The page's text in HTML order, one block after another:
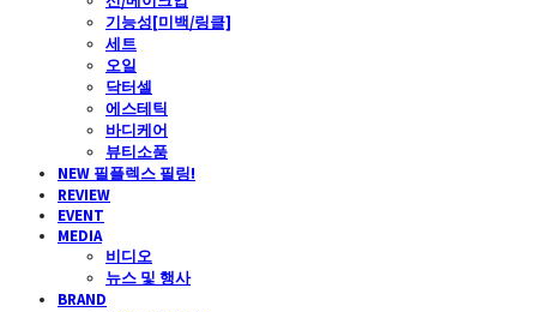
기능성[미백/링클]
세트
오일
닥터셀
에스테틱
바디케어
뷰티소품
NEW 필플렉스 필링!
REVIEW
EVENT
MEDIA
비디오
뉴스 및 행사
BRAND